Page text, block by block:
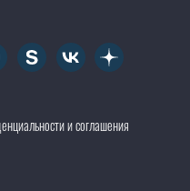
и соглашения